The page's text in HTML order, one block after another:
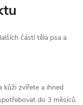
částí těla psa a
kůži zvířete a ihned
do 3 měsíců.